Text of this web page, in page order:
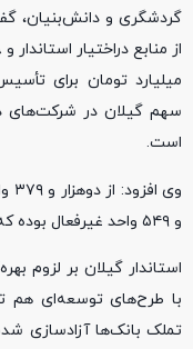
میلیارد تومان برای
سهم گیلان در شرکت‌های
است.
و ۵۴۹ واحد غیرفعال بوده که فعال‌سازی ۲۰۰ واحد در دست اقدام است.
استاندار گیلان بر لزوم
با طرح‌های توسعه‌ای هم
تملک بانک‌ها آزادسازی